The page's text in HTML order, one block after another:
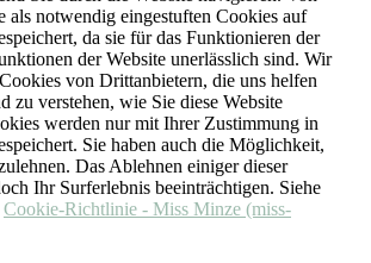
als notwendig eingestuften Cookies auf
da sie für das Funktionieren der
der Website unerlässlich sind. Wir
von Drittanbietern, die uns helfen
zu verstehen, wie Sie diese Website
werden nur mit Ihrer Zustimmung in
Sie haben auch die Möglichkeit,
Das Ablehnen einiger dieser
Ihr Surferlebnis beeinträchtigen. Siehe
Cookie-Richtlinie - Miss Minze (miss-